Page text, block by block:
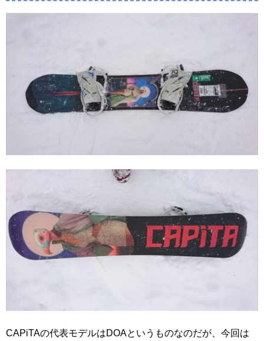
CAPiTAの代表モデルはDOAというものなのだが、今回は